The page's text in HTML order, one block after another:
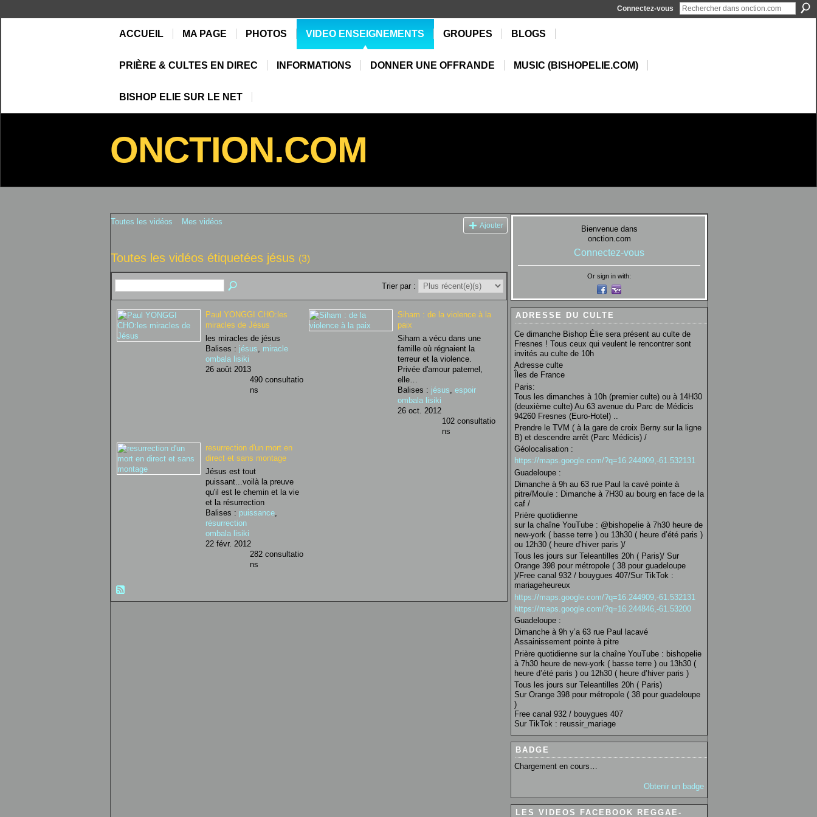
Connectez-vous
ACCUEIL MA PAGE PHOTOS VIDEO ENSEIGNEMENTS GROUPES BLOGS
PRIÈRE & CULTES EN DIREC INFORMATIONS DONNER UNE OFFRANDE MUSIC (BISHOPELIE.COM)
BISHOP ELIE SUR LE NET
ONCTION.COM
Toutes les vidéos Mes vidéos Ajouter
Toutes les vidéos étiquetées jésus (3)
Trier par :
Paul YONGGI CHO:les
miracles de Jésus
les miracles de jésus
Balises : jésus, miracle
ombala lisiki
26 août 2013
490 consultatio
ns
Siham : de la violence à la
paix
Siham a vécu dans une
famille où régnaient la
terreur et la violence.
Privée d'amour paternel,
elle…
Balises : jésus, espoir
ombala lisiki
26 oct. 2012
102 consultatio
ns
resurrection d'un mort en
direct et sans montage
Jésus est tout
puissant...voilà la preuve
qu'il est le chemin et la vie
et la résurrection
Balises : puissance,
résurrection
ombala lisiki
22 févr. 2012
282 consultatio
ns
Bienvenue dans
onction.com
Connectez-vous
Or sign in with:
ADRESSE DU CULTE
Ce dimanche Bishop Élie sera présent au culte de
Fresnes ! Tous ceux qui veulent le rencontrer sont
invités au culte de 10h
Adresse culte
Îles de France
Paris:
Tous les dimanches à 10h (premier culte) ou à 14H30
(deuxième culte) Au 63 avenue du Parc de Médicis
94260 Fresnes (Euro-Hotel) ..
Prendre le TVM ( à la gare de croix Berny sur la ligne
B) et descendre arrêt (Parc Médicis) /
Géolocalisation :
https://maps.google.com/?q=16.244909,-61.532131
Guadeloupe :
Dimanche à 9h au 63 rue Paul la cavé pointe à
pitre/Moule : Dimanche à 7H30 au bourg en face de la
caf /
Prière quotidienne
sur la chaîne YouTube : @bishopelie à 7h30 heure de
new-york ( basse terre ) ou 13h30 ( heure d’été paris )
ou 12h30 ( heure d’hiver paris )/
Tous les jours sur Teleantilles 20h ( Paris)/ Sur
Orange 398 pour métropole ( 38 pour guadeloupe
)/Free canal 932 / bouygues 407/Sur TikTok :
mariageheureux
https://maps.google.com/?q=16.244909,-61.532131
https://maps.google.com/?q=16.244846,-61.53200
Guadeloupe :
Dimanche à 9h y’a 63 rue Paul lacavé
Assainissement pointe à pitre
Prière quotidienne sur la chaîne YouTube : bishopelie
à 7h30 heure de new-york ( basse terre ) ou 13h30 (
heure d’été paris ) ou 12h30 ( heure d’hiver paris )
Tous les jours sur Teleantilles 20h ( Paris)
Sur Orange 398 pour métropole ( 38 pour guadeloupe
)
Free canal 932 / bouygues 407
Sur TikTok : reussir_mariage
BADGE
Chargement en cours…
Obtenir un badge
LES VIDEOS FACEBOOK REGGAE-